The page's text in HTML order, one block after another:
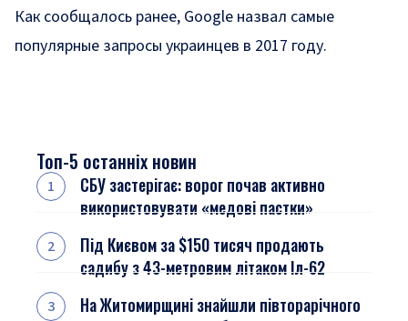
Как сообщалось ранее, Google назвал самые
популярные запросы украинцев в 2017 году.
Топ-5 останніх новин
СБУ застерігає: ворог почав активно
використовувати «медові пастки»
Під Києвом за $150 тисяч продають
садибу з 43-метровим літаком Іл-62
На Житомирщині знайшли півторарічного